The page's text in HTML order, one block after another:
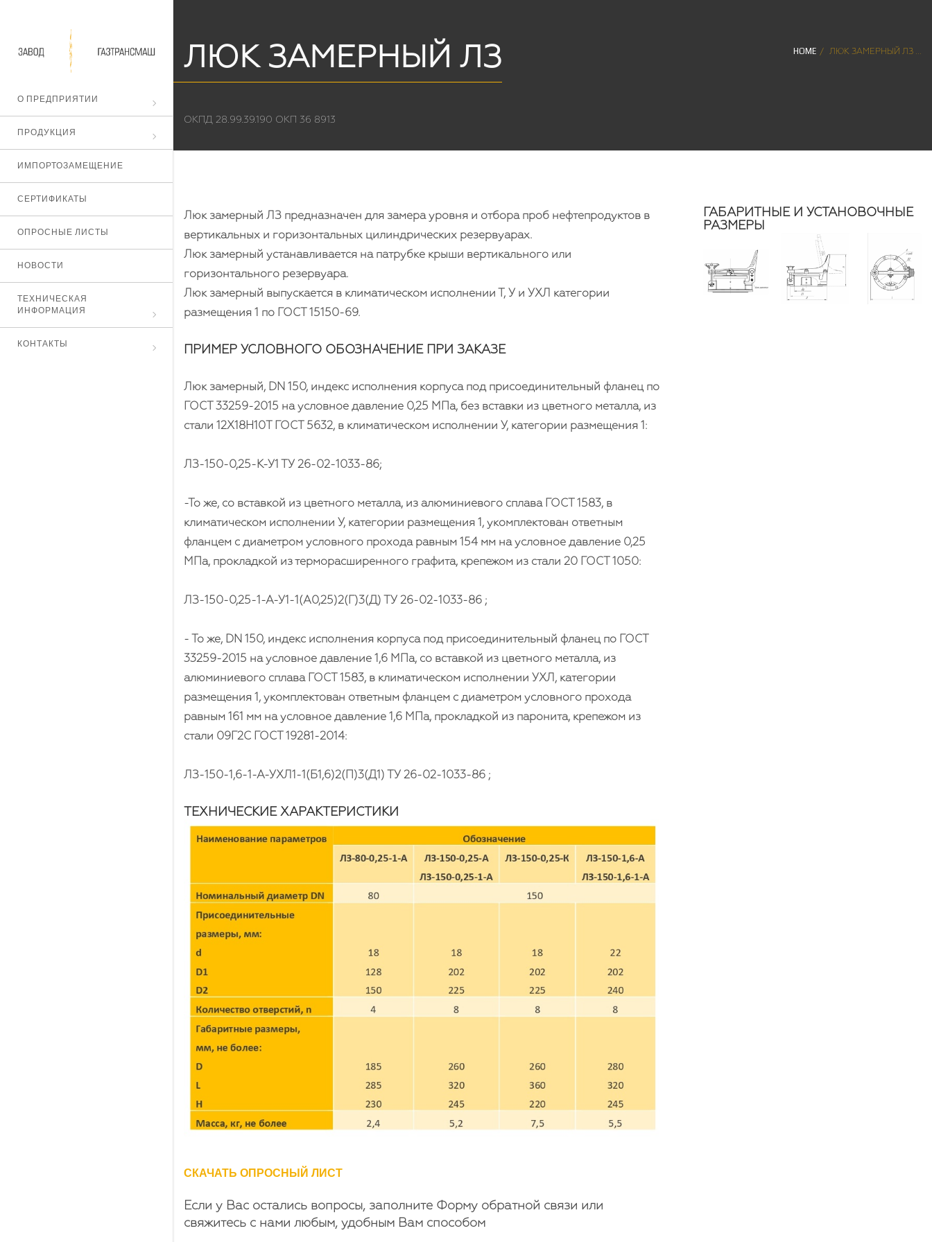
О ПРЕДПРИЯТИИ
ПРОДУКЦИЯ
ИМПОРТОЗАМЕЩЕНИЕ
СЕРТИФИКАТЫ
ОПРОСНЫЕ ЛИСТЫ
НОВОСТИ
ТЕХНИЧЕСКАЯ
ИНФОРМАЦИЯ
КОНТАКТЫ
ЛЮК ЗАМЕРНЫЙ ЛЗ
ОКПД 28.99.39.190 ОКП 36 8913
HOME ЛЮК ЗАМЕРНЫЙ ЛЗ ...
Люк замерный ЛЗ предназначен для замера уровня и отбора проб нефтепродуктов в
вертикальных и горизонтальных цилиндрических резервуарах.
Люк замерный устанавливается на патрубке крыши вертикального или
горизонтального резервуара.
Люк замерный выпускается в климатическом исполнении Т, У и УХЛ категории
размещения 1 по ГОСТ 15150-69.
ПРИМЕР УСЛОВНОГО ОБОЗНАЧЕНИЕ ПРИ ЗАКАЗЕ
Люк замерный, DN 150, индекс исполнения корпуса под присоединительный фланец по
ГОСТ 33259-2015 на условное давление 0,25 МПа, без вставки из цветного металла, из
стали 12Х18Н10Т ГОСТ 5632, в климатическом исполнении У, категории размещения 1:
ЛЗ-150-0,25-К-У1 ТУ 26-02-1033-86;
-То же, со вставкой из цветного металла, из алюминиевого сплава ГОСТ 1583, в
климатическом исполнении У, категории размещения 1, укомплектован ответным
фланцем с диаметром условного прохода равным 154 мм на условное давление 0,25
МПа, прокладкой из терморасширенного графита, крепежом из стали 20 ГОСТ 1050:
ЛЗ-150-0,25-1-А-У1-1(А0,25)2(Г)3(Д) ТУ 26-02-1033-86 ;
- То же, DN 150, индекс исполнения корпуса под присоединительный фланец по ГОСТ
33259-2015 на условное давление 1,6 МПа, со вставкой из цветного металла, из
алюминиевого сплава ГОСТ 1583, в климатическом исполнении УХЛ, категории
размещения 1, укомплектован ответным фланцем с диаметром условного прохода
равным 161 мм на условное давление 1,6 МПа, прокладкой из паронита, крепежом из
стали 09Г2С ГОСТ 19281-2014:
ЛЗ-150-1,6-1-А-УХЛ1-1(Б1,6)2(П)3(Д1) ТУ 26-02-1033-86 ;
ТЕХНИЧЕСКИЕ ХАРАКТЕРИСТИКИ
СКАЧАТЬ ОПРОСНЫЙ ЛИСТ
Если у Вас остались вопросы, заполните Форму обратной связи или
свяжитесь с нами любым, удобным Вам способом
ГАБАРИТНЫЕ И УСТАНОВОЧНЫЕ
РАЗМЕРЫ